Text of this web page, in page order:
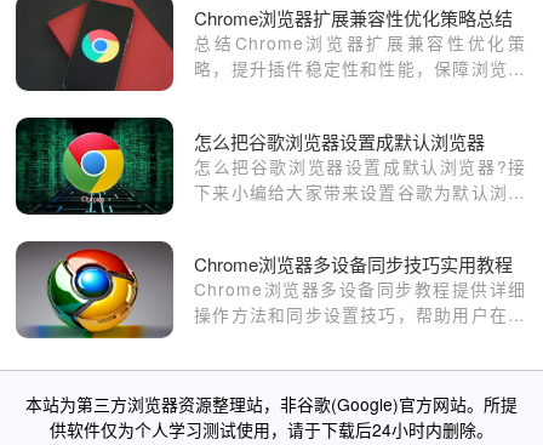
Chrome浏览器扩展兼容性优化策略总结
总结Chrome浏览器扩展兼容性优化策
略，提升插件稳定性和性能，保障浏览器
怎么把谷歌浏览器设置成默认浏览器
怎么把谷歌浏览器设置成默认浏览器?接
下来小编给大家带来设置谷歌为默认浏览
Chrome浏览器多设备同步技巧实用教程
Chrome浏览器多设备同步教程提供详细
操作方法和同步设置技巧，帮助用户在不
致，实现高效管理和无缝使用体验。
本站为第三方浏览器资源整理站，非谷歌(Google)官方网站。所提
供软件仅为个人学习测试使用，请于下载后24小时内删除。